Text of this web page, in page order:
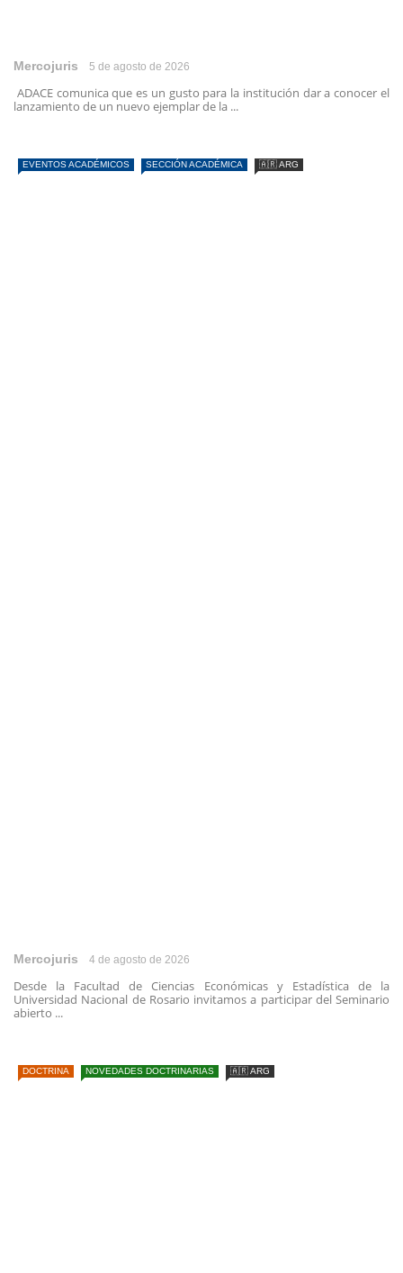
Mercojuris 5 de agosto de 2026
ADACE comunica que es un gusto para la institución dar a conocer el
lanzamiento de un nuevo ejemplar de la ...
EVENTOS ACADÉMICOS SECCIÓN ACADÉMICA 🇦🇷 ARG
Mercojuris 4 de agosto de 2026
Desde la Facultad de Ciencias Económicas y Estadística de la
Universidad Nacional de Rosario invitamos a participar del Seminario
abierto ...
DOCTRINA NOVEDADES DOCTRINARIAS 🇦🇷 ARG